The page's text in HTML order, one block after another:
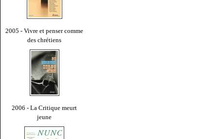
2005 - Vivre et penser comme
des chrétiens
2006 - La Critique meurt
jeune